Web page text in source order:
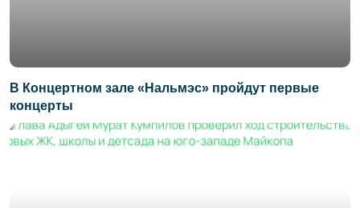
В Концертном зале «Нальмэс» пройдут первые
концерты